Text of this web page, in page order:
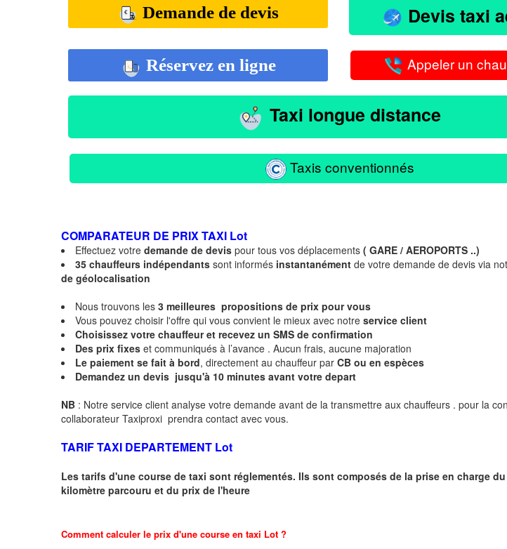
Demande de devis Devis taxi
Réservez en ligne Appeler un
Taxi longue distance
Taxis conventionnés
COMPARATEUR DE PRIX TAXI Lot
Effectuez votre demande de devis pour tous vos déplacements ( GARE / AEROPORTS ..)
35 chauffeurs indépendants sont informés instantanément de votre demande de devis via
de géolocalisation
Nous trouvons les 3 meilleures propositions de prix pour vous
Vous pouvez choisir l'offre qui vous convient le mieux avec notre service client
Choisissez votre chauffeur et recevez un SMS de confirmation
Des prix fixes et communiqués à l’avance . Aucun frais, aucune majoration
Le paiement se fait à bord, directement au chauffeur par CB ou en espèces
Demandez un devis jusqu'à 10 minutes avant votre depart
NB : Notre service client analyse votre demande avant de la transmettre aux chauffeurs . pour la
collaborateur Taxiproxi prendra contact avec vous.
TARIF TAXI DEPARTEMENT Lot
Les tarifs d'une course de taxi sont réglementés. Ils sont composés de la prise en charge
kilomètre parcouru et du prix de l'heure
Comment calculer le prix d'une course en taxi Lot ?